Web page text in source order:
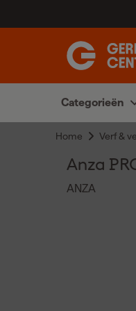
Categorieën
Home Verf &
Anza
ANZA